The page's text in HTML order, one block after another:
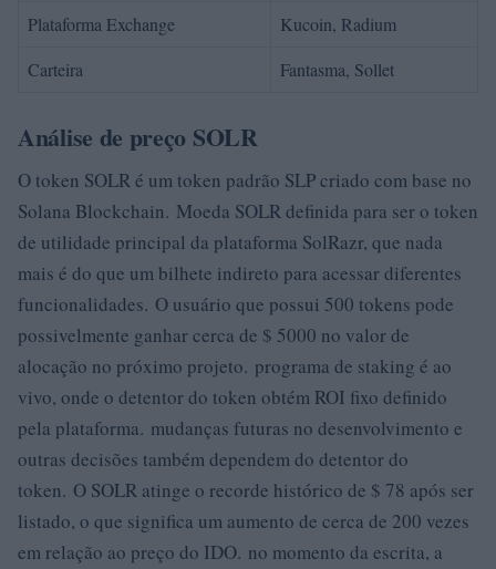
Plataforma Exchange
Kucoin, Radium
Carteira
Fantasma, Sollet
Análise de preço SOLR
O token SOLR é um token padrão SLP criado com base no
Solana Blockchain. Moeda SOLR definida para ser o token
de utilidade principal da plataforma SolRazr, que nada
mais é do que um bilhete indireto para acessar diferentes
funcionalidades. O usuário que possui 500 tokens pode
possivelmente ganhar cerca de $ 5000 no valor de
alocação no próximo projeto. programa de staking é ao
vivo, onde o detentor do token obtém ROI fixo definido
pela plataforma. mudanças futuras no desenvolvimento e
outras decisões também dependem do detentor do
token. O SOLR atinge o recorde histórico de $ 78 após ser
listado, o que significa um aumento de cerca de 200 vezes
em relação ao preço do IDO. no momento da escrita, a